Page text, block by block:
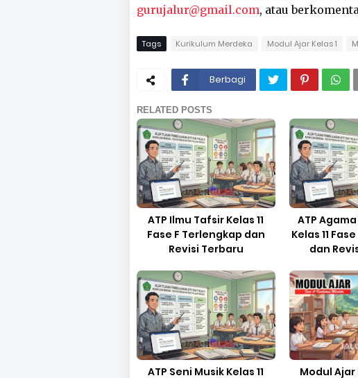
gurujalur@gmail.com, atau
Tags Kurikulum Merdeka Modul Ajar Kelas 1
Berbagi
RELATED POSTS
ATP Ilmu Tafsir Kelas 11
Fase F Terlengkap dan
Revisi Terbaru
ATP
Kelas 11
dan
ATP Seni Musik Kelas 11 Modul Ajar